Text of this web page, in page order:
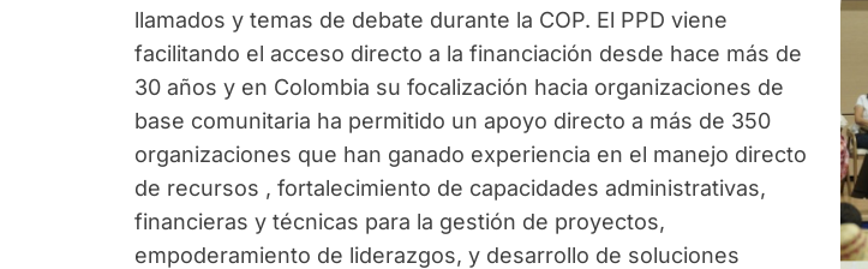
llamados y temas de debate durante la COP. El PPD viene
facilitando el acceso directo a la financiación desde hace más de
30 años y en Colombia su focalización hacia organizaciones de
base comunitaria ha permitido un apoyo directo a más de 350
organizaciones que han ganado experiencia en el manejo directo
de recursos , fortalecimiento de capacidades administrativas,
financieras y técnicas para la gestión de proyectos,
empoderamiento de liderazgos, y desarrollo de soluciones